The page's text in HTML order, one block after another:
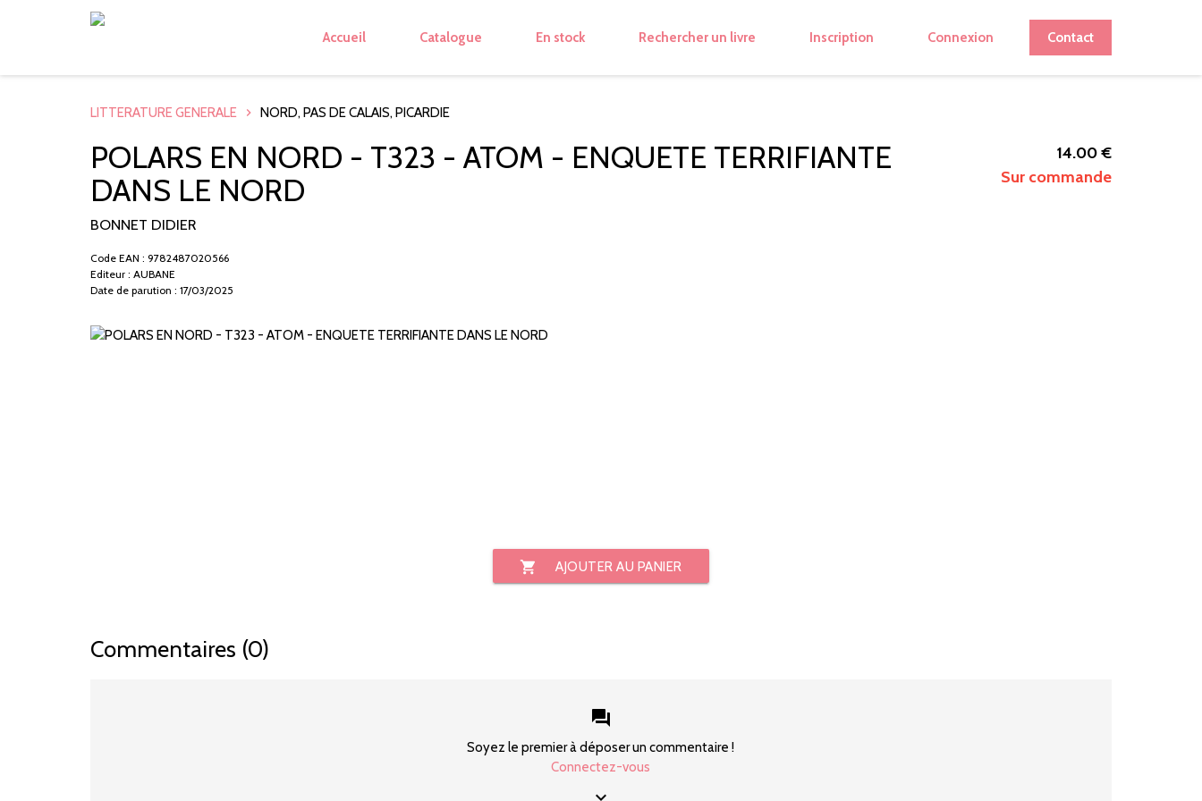
Accueil Catalogue En stock Rechercher un livre Inscription Connexion Contact
LITTERATURE GENERALE NORD, PAS DE CALAIS, PICARDIE
POLARS EN NORD - T323 - ATOM - ENQUETE TERRIFIANTE
DANS LE NORD
BONNET DIDIER
14.00 €
Sur commande
Code EAN : 9782487020566
Editeur : AUBANE
Date de parution : 17/03/2025
shopping_cart AJOUTER AU PANIER
Commentaires (0)
forum
Soyez le premier à déposer un commentaire !
Connectez-vous